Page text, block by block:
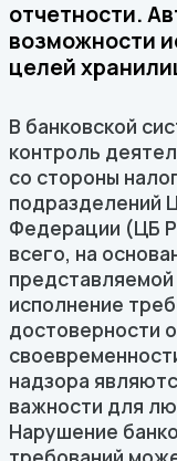
отчетности.
возможности
целей
В банковской
контроль
со стороны
подразделений
Федерации (ЦБ
всего, на
исполнение
достоверности
надзора
важности для
Нарушение